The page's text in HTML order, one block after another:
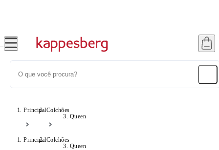
PrincipalColchões
Queen
PrincipalColchões
Queen